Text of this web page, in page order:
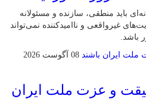
باید منطقی، سازنده و مسئولانه
غیرواقعی و ناامیدکننده نمی‌تواند
08 آگوست 2026
و عزت ملت ایران